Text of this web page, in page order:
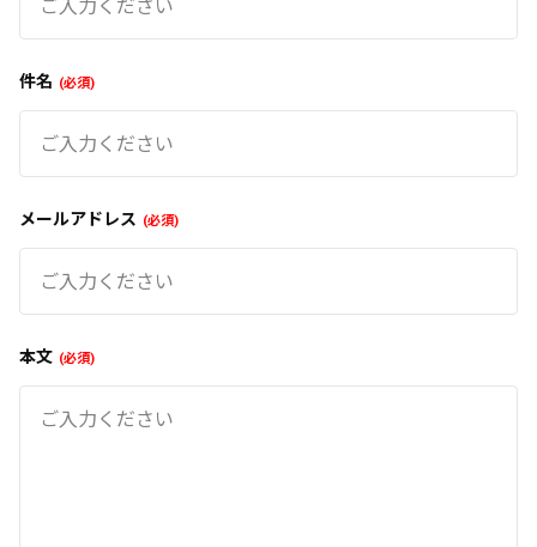
件名 必須
メールアドレス 必須
本文 必須